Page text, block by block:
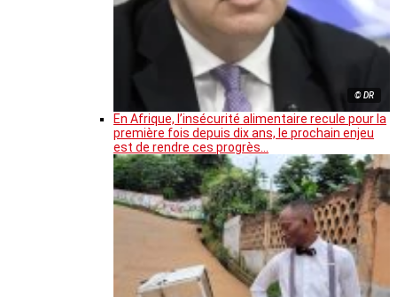
© DR
En Afrique, l’insécurité alimentaire recule pour la
première fois depuis dix ans, le prochain enjeu
est de rendre ces progrès…